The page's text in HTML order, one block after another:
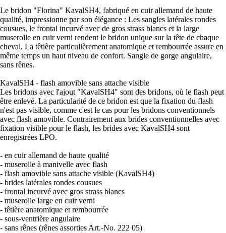
Le bridon "Florina" KavalSH4, fabriqué en cuir allemand de haute
qualité, impressionne par son élégance : Les sangles latérales rondes
cousues, le frontal incurvé avec de gros strass blancs et la large
muserolle en cuir verni rendent le bridon unique sur la tête de chaque
cheval. La têtière particulièrement anatomique et rembourrée assure en
même temps un haut niveau de confort. Sangle de gorge angulaire,
sans rênes.
KavalSH4 - flash amovible sans attache visible
Les bridons avec l'ajout "KavalSH4" sont des bridons, où le flash peut
être enlevé. La particularité de ce bridon est que la fixation du flash
n'est pas visible, comme c'est le cas pour les bridons conventionnels
avec flash amovible. Contrairement aux brides conventionnelles avec
fixation visible pour le flash, les brides avec KavalSH4 sont
enregistrées LPO.
- en cuir allemand de haute qualité
- muserolle à manivelle avec flash
- flash amovible sans attache visible (KavalSH4)
- brides latérales rondes cousues
- frontal incurvé avec gros strass blancs
- muserolle large en cuir verni
- têtière anatomique et rembourrée
- sous-ventrière angulaire
- sans rênes (rênes assorties Art.-No. 222 05)